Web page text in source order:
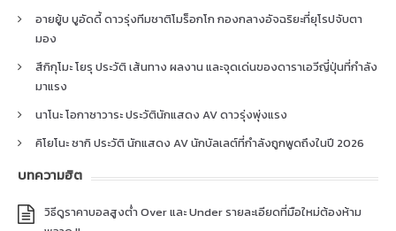
อายยู้บ บูอัดดี้ ดาวรุ่งทีมชาติโมร็อกโก กองกลางอัจฉริยะที่ยุโรปจับตา
มอง
สึกิกุโมะ โยรุ ประวัติ เส้นทาง ผลงาน และจุดเด่นของดาราเอวีญี่ปุ่นที่กำลัง
มาแรง
นาโนะ โอกาซาวาระ ประวัตินักแสดง AV ดาวรุ่งพุ่งแรง
คิโยโนะ ซากิ ประวัติ นักแสดง AV นักบัลเลต์ที่กำลังถูกพูดถึงในปี 2026
บทความฮิต
วิธีดูราคาบอลสูงต่ำ Over และ Under รายละเอียดที่มือใหม่ต้องห้าม